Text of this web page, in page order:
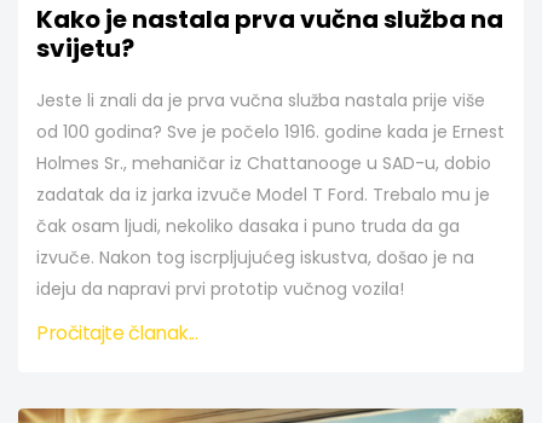
Kako je nastala prva vučna služba na
svijetu?
Jeste li znali da je prva vučna služba nastala prije više
od 100 godina? Sve je počelo 1916. godine kada je Ernest
Holmes Sr., mehaničar iz Chattanooge u SAD-u, dobio
zadatak da iz jarka izvuče Model T Ford. Trebalo mu je
čak osam ljudi, nekoliko dasaka i puno truda da ga
izvuče. Nakon tog iscrpljujućeg iskustva, došao je na
ideju da napravi prvi prototip vučnog vozila!
Pročitajte članak...